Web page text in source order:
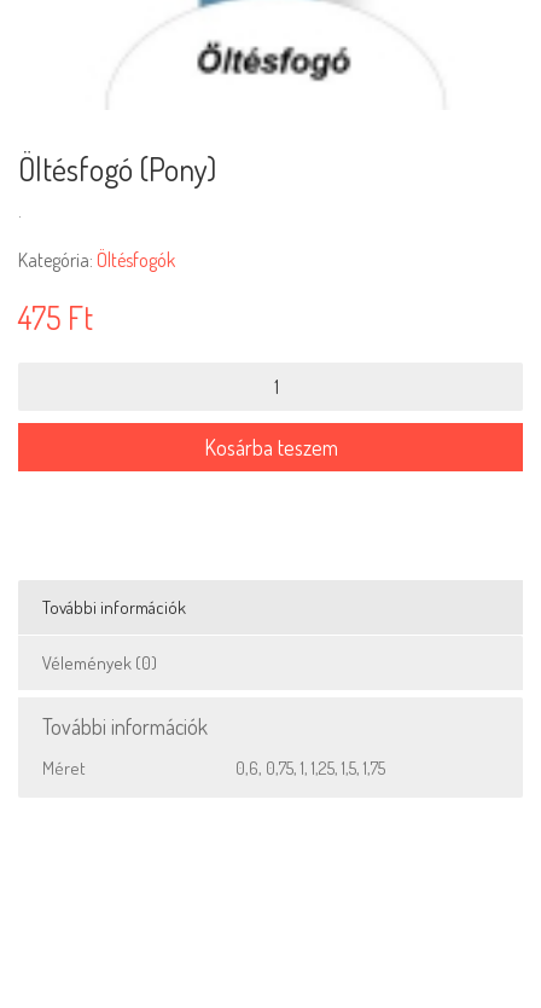
Öltésfogó (Pony)
Kategória: Öltésfogók
475 Ft
mennyiség
Kosárba teszem
További információk
Vélemények (0)
További információk
Méret 0,6, 0,75, 1, 1,25, 1,5, 1,75